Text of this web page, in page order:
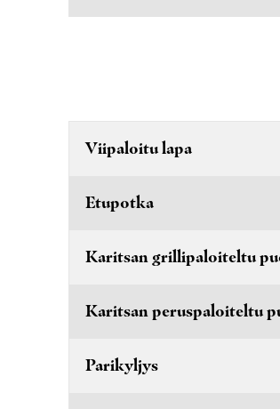
Viipaloitu lapa
Etupotka
Karitsan grillipaloiteltu
Karitsan peruspaloiteltu
Parikyljys